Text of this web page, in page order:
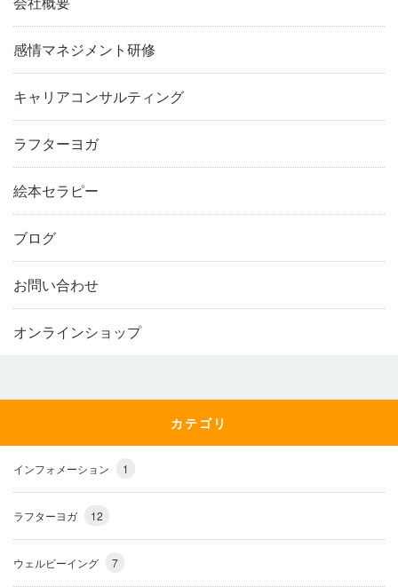
感情マネジメント研修
キャリアコンサルティング
ラフターヨガ
絵本セラピー
ブログ
お問い合わせ
オンラインショップ
カテゴリ
インフォメーション 1
ラフターヨガ 12
ウェルビーイング 7